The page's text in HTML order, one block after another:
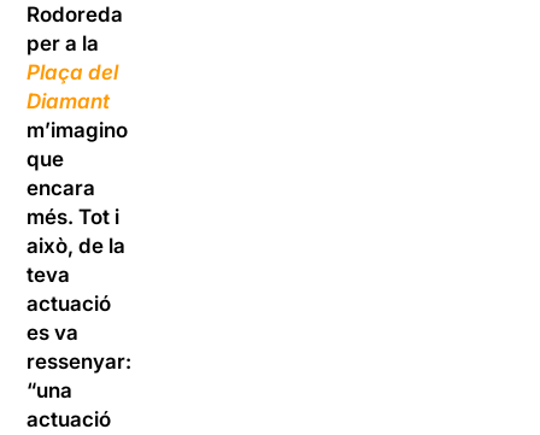
Rodoreda
per a la
Plaça del
Diamant
m’imagino
que
encara
més. Tot i
això, de la
teva
actuació
es va
ressenyar:
“una
actuació